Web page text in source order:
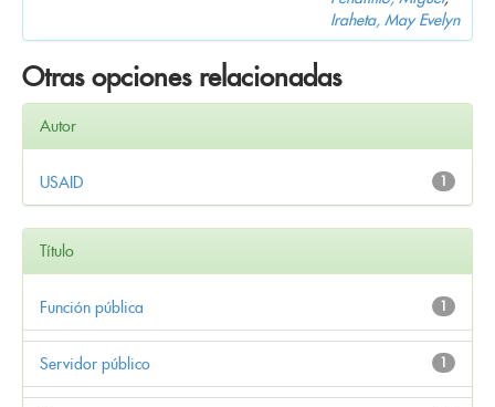
Iraheta, May Evelyn
Otras opciones relacionadas
Autor
1
USAID
Título
1
Función pública
1
Servidor público